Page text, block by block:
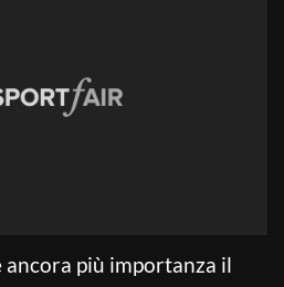
ancora più importanza il